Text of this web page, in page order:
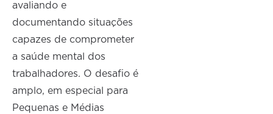
avaliando e
documentando situações
capazes de comprometer
a saúde mental dos
trabalhadores. O desafio é
amplo, em especial para
Pequenas e Médias